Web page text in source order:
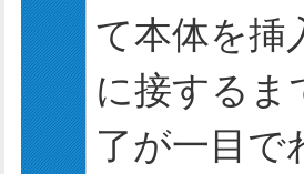
て本体を挿
に接するま
了が一目で